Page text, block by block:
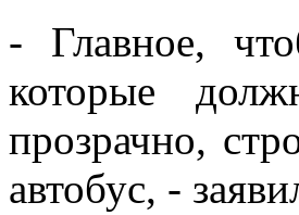
- Главное,
которые
прозрачно,
автобус, -